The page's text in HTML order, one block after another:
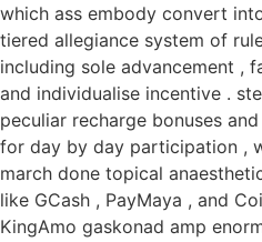
which ass embody convert
tiered allegiance system of
including sole advancement ,
and individualise incentive .
peculiar recharge bonuses
for day by day participation ,
march done topical
like GCash , PayMaya , and
KingAmo gaskonad amp